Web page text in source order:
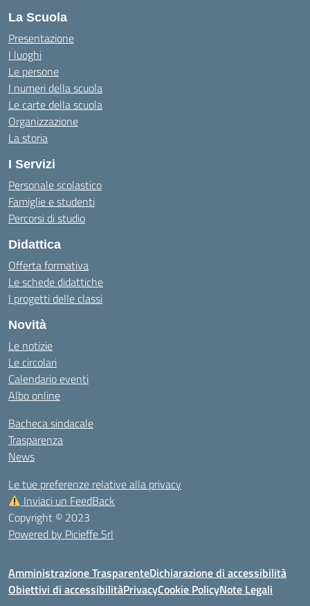
La Scuola
Presentazione
I luoghi
Le persone
I numeri della scuola
Le carte della scuola
Organizzazione
La storia
I Servizi
Personale scolastico
Famiglie e studenti
Percorsi di studio
Didattica
Offerta formativa
Le schede didattiche
I progetti delle classi
Novità
Le notizie
Le circolari
Calendario eventi
Albo online
Bacheca sindacale
Trasparenza
News
Le tue preferenze relative alla privacy
Inviaci un FeedBack
Copyright © 2023
Powered by Picieffe Srl
Amministrazione TrasparenteDichiarazione di accessibilità
Obiettivi di accessibilitàPrivacyCookie PolicyNote Legali